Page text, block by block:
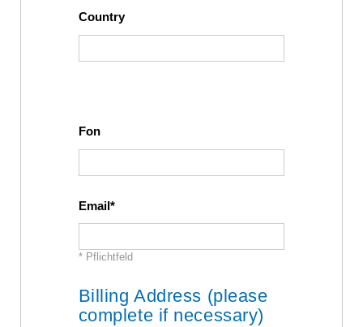
Country
Fon
Email
* Pflichtfeld
Billing Address (please
complete if necessary)